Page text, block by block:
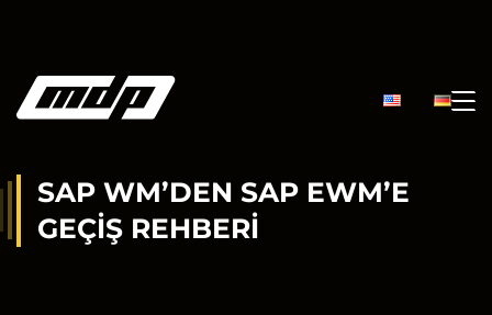
SAP WM’DEN SAP EWM’E
GEÇIŞ REHBERI